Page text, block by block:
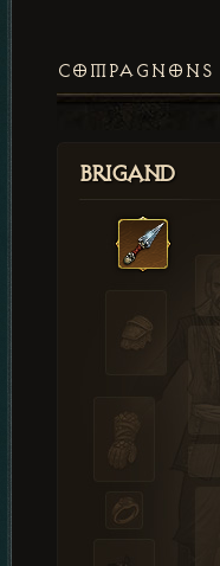
COMPAGNONS
Brigand